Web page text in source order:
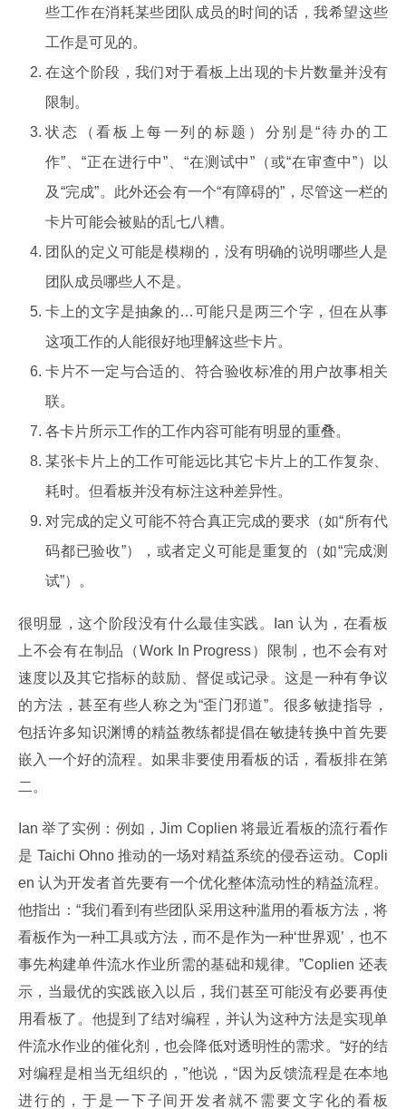
些工作在消耗某些团队成员的时间的话，我希望这些
工作是可见的。
在这个阶段，我们对于看板上出现的卡片数量并没有
限制。
状态（看板上每一列的标题）分别是“待办的工
作”、“正在进行中”、“在测试中”（或“在审查中”）以
及“完成”。此外还会有一个“有障碍的”，尽管这一栏的
卡片可能会被贴的乱七八糟。
团队的定义可能是模糊的，没有明确的说明哪些人是
团队成员哪些人不是。
卡上的文字是抽象的…可能只是两三个字，但在从事
这项工作的人能很好地理解这些卡片。
卡片不一定与合适的、符合验收标准的用户故事相关
联。
各卡片所示工作的工作内容可能有明显的重叠。
某张卡片上的工作可能远比其它卡片上的工作复杂、
耗时。但看板并没有标注这种差异性。
对完成的定义可能不符合真正完成的要求（如“所有代
码都已验收”），或者定义可能是重复的（如“完成测
试”）。
很明显，这个阶段没有什么最佳实践。Ian 认为，在看板
上不会有在制品（Work In Progress）限制，也不会有对
速度以及其它指标的鼓励、督促或记录。这是一种有争议
的方法，甚至有些人称之为“歪门邪道”。很多敏捷指导，
包括许多知识渊博的精益教练都提倡在敏捷转换中首先要
嵌入一个好的流程。如果非要使用看板的话，看板排在第
二。
Ian 举了实例：例如，Jim Coplien 将最近看板的流行看作
是 Taichi Ohno 推动的一场对精益系统的侵吞运动。Copli
en 认为开发者首先要有一个优化整体流动性的精益流程。
他指出：“我们看到有些团队采用这种滥用的看板方法，将
看板作为一种工具或方法，而不是作为一种‘世界观’，也不
事先构建单件流水作业所需的基础和规律。”Coplien 还表
示，当最优的实践嵌入以后，我们甚至可能没有必要再使
用看板了。他提到了结对编程，并认为这种方法是实现单
件流水作业的催化剂，也会降低对透明性的需求。“好的结
对编程是相当无组织的，”他说，“因为反馈流程是在本地
进行的，于是一下子间开发者就不需要文字化的看板